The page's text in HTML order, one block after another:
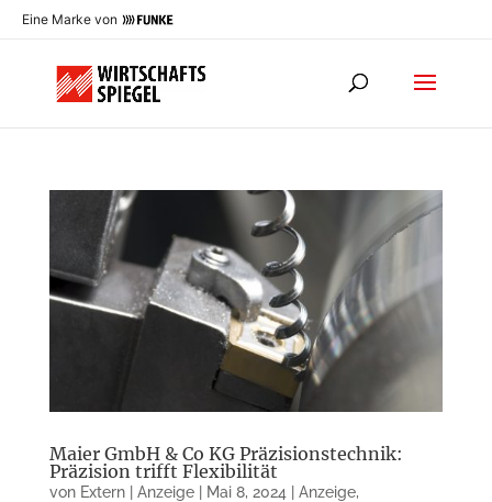
Eine Marke von
Maier GmbH & Co KG Präzisionstechnik:
Präzision trifft Flexibilität
von Extern | Anzeige| Mai 8, 2024 | Anzeige,